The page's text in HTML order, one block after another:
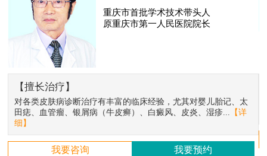
重庆市首批学术技术带头人
原重庆市第一人民医院院长
【擅长治疗】
对各类皮肤病诊断治疗有丰富的临床经验，尤其对婴儿胎记、太
田痣、血管瘤、银屑病（牛皮癣）、白癜风、皮炎、湿疹... 【详
细】
我要咨询 我要预约